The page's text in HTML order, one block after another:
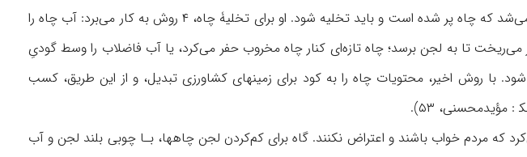
۶۶۱-۶۶۵؛ بقیعی، ۶۷). وقتی آب چاه بالا می‌آمد، کناس متوجه می‌شد که چاه پر شده است و باید تخلیه شود. او برای تخلیۀ چاه، ۴ روش به کار می‌برد: آب چاه را
تا به لجن برسد؛ چاه تازه‌ای کنار چاه مخروب حفر می‌کرد، یا آب فاضلاب را وسط گودیِ
با روش اخیر، محتویات چاه را به کود برای زمینهای کشاورزی تبدیل، و از این طریق، کسب
مردم خواب باشند و اعتراض نکنند. گاه برای کم‌کردن لجن چاهها، بـا چوبی بلند لجن و آب